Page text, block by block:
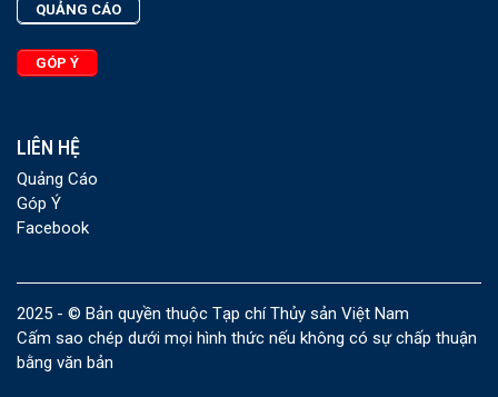
QUẢNG CÁO
GÓP Ý
LIÊN HỆ
Quảng Cáo
Góp Ý
Facebook
2025 - © Bản quyền thuộc Tạp chí Thủy sản Việt Nam
Cấm sao chép dưới mọi hình thức nếu không có sự chấp thuận
bằng văn bản